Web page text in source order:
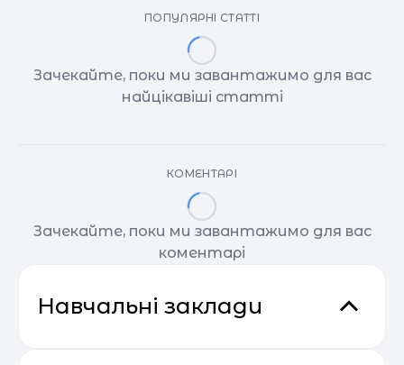
ПОПУЛЯРНІ СТАТТІ
Зачекайте, поки ми завантажимо для вас
найцікавіші статті
КОМЕНТАРІ
Зачекайте, поки ми завантажимо для вас
коментарі
Навчальні заклади